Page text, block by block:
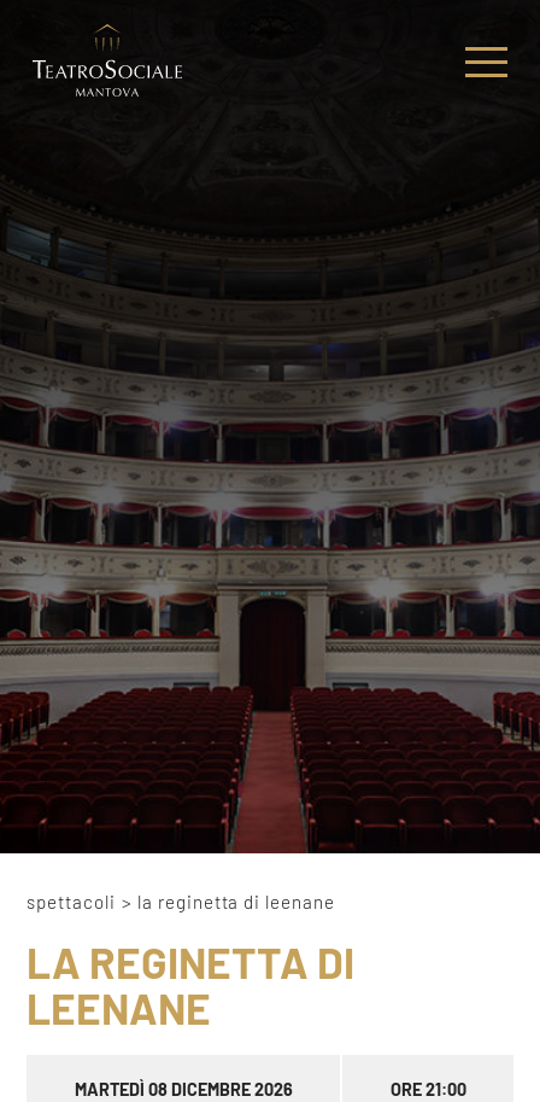
spettacoli > la reginetta di leenane
LA REGINETTA DI
LEENANE
MARTEDÌ 08 DICEMBRE 2026 ORE 21:00